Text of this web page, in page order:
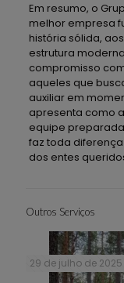
Em resumo, o
melhor empresa
história sólida,
estrutura
compromisso
aqueles que
auxiliar em
apresenta como
equipe
faz toda
dos entes
Outros Serviços
29 de julho de 2025